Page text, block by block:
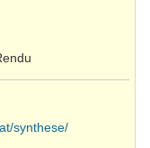
synthese/